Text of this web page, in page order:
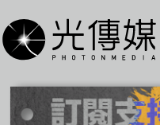
至
主
內